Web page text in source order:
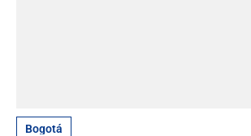
Bogotá